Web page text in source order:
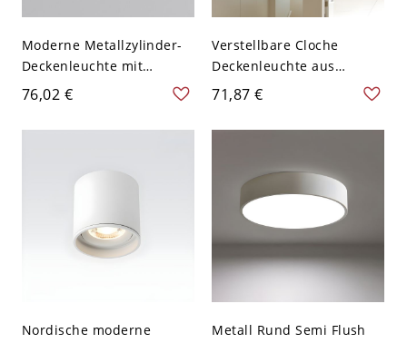
Moderne Metallzylinder-
Deckenleuchte mit
Betonschirm - 110V-120V
10,16 cm Weiß
76,02 €
Verstellbare Cloche
Deckenleuchte aus
nordischem Metall mit 1
Glühbirne und Griff in
Weiß für den Flur
71,87 €
Nordische moderne
Metall Rund Semi Flush